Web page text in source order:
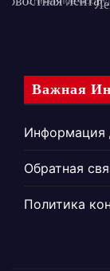
Важная
Информация
Обратная
Политика